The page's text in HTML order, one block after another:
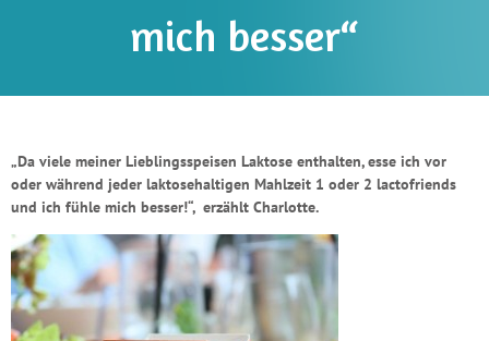
mich besser“
„Da viele meiner Lieblingsspeisen Laktose enthalten, esse ich vor
oder während jeder laktosehaltigen Mahlzeit 1 oder 2 lactofriends
und ich fühle mich besser!“, erzählt Charlotte.